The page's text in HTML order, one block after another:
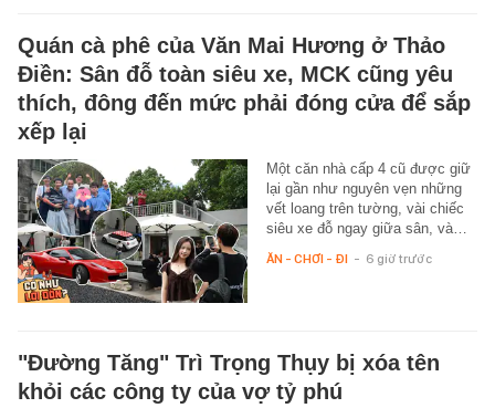
Quán cà phê của Văn Mai Hương ở Thảo
Điền: Sân đỗ toàn siêu xe, MCK cũng yêu
thích, đông đến mức phải đóng cửa để sắp
xếp lại
Một căn nhà cấp 4 cũ được giữ
lại gần như nguyên vẹn những
vết loang trên tường, vài chiếc
siêu xe đỗ ngay giữa sân, và…
ĂN - CHƠI - ĐI - 6 giờ trước
"Đường Tăng" Trì Trọng Thụy bị xóa tên
khỏi các công ty của vợ tỷ phú